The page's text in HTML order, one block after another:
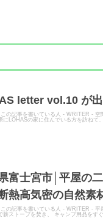
letter vol.10 が
の記事を書いている人 - WRITER - 空
にLOHASの家に住んでいる方を訪ねて
富士宮市│平屋の
熱高気密の自然素
の記事を書いている人 - WRITER - 平
薪ストーブを焚き、 キャンプ用品をす